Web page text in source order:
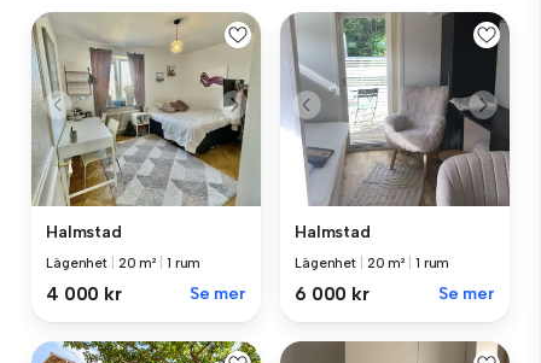
Halmstad
Lägenhet 20 m² 1 rum
4 000 kr Se mer
Halmstad
Lägenhet 20 m² 1 rum
6 000 kr Se mer